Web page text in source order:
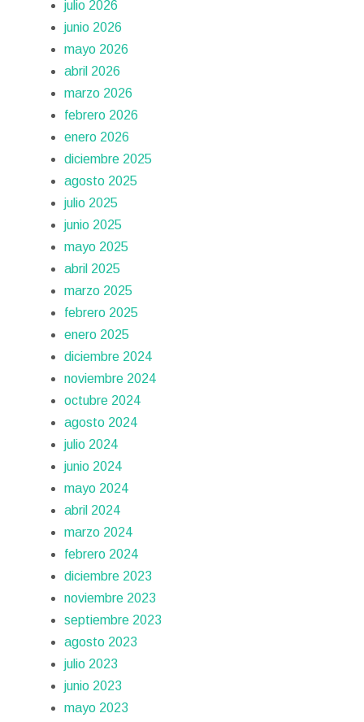
julio 2026
junio 2026
mayo 2026
abril 2026
marzo 2026
febrero 2026
enero 2026
diciembre 2025
agosto 2025
julio 2025
junio 2025
mayo 2025
abril 2025
marzo 2025
febrero 2025
enero 2025
diciembre 2024
noviembre 2024
octubre 2024
agosto 2024
julio 2024
junio 2024
mayo 2024
abril 2024
marzo 2024
febrero 2024
diciembre 2023
noviembre 2023
septiembre 2023
agosto 2023
julio 2023
junio 2023
mayo 2023